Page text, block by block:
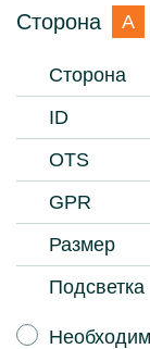
Сторона
A
Сторона
ID
OTS
GPR
Размер
Подсветка